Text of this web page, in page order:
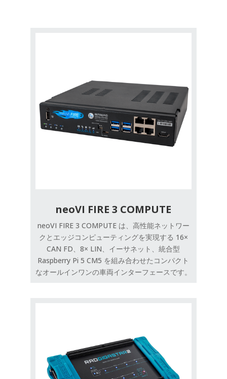
neoVI FIRE 3 COMPUTE
neoVI FIRE 3 COMPUTE は、高性能ネットワー
クとエッジコンピューティングを実現する 16×
CAN FD、8× LIN、イーサネット、統合型
Raspberry Pi 5 CM5 を組み合わせたコンパクト
なオールインワンの車両インターフェースです。